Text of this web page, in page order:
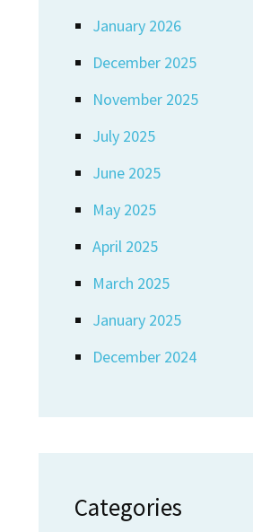
January 2026
December 2025
November 2025
July 2025
June 2025
May 2025
April 2025
March 2025
January 2025
December 2024
Categories